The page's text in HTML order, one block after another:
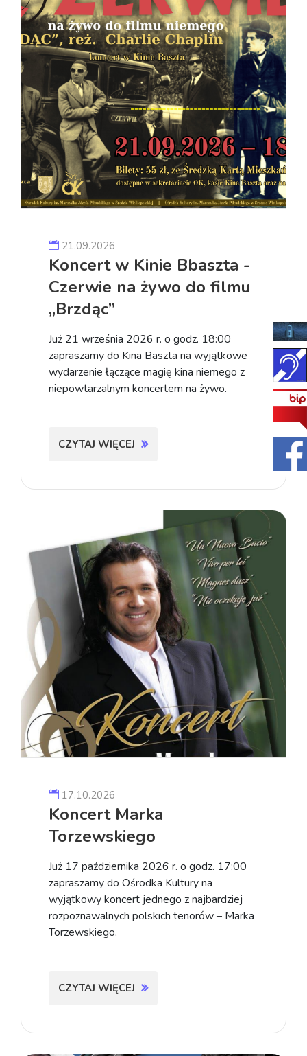
21.09.2026
Koncert w Kinie Bbaszta -
Czerwie na żywo do filmu
„Brzdąc”
Już 21 września 2026 r. o godz. 18:00
zapraszamy do Kina Baszta na wyjątkowe
wydarzenie łączące magię kina niemego z
niepowtarzalnym koncertem na żywo.
CZYTAJ WIĘCEJ
17.10.2026
Koncert Marka
Torzewskiego
Już 17 października 2026 r. o godz. 17:00
zapraszamy do Ośrodka Kultury na
wyjątkowy koncert jednego z najbardziej
rozpoznawalnych polskich tenorów – Marka
Torzewskiego.
CZYTAJ WIĘCEJ